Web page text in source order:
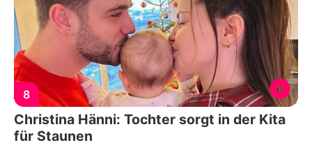
8
Christina Hänni: Tochter sorgt in der Kita
für Staunen